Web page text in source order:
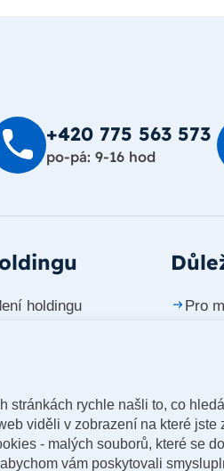
+420 775 563 573
po-pá: 9-16 hod
holdingu
vizitka
lékárny
Pro
stránkách rychle našli to, co
viděli v zobrazení na které jste
- malých souborů, které se
vám poskytovali